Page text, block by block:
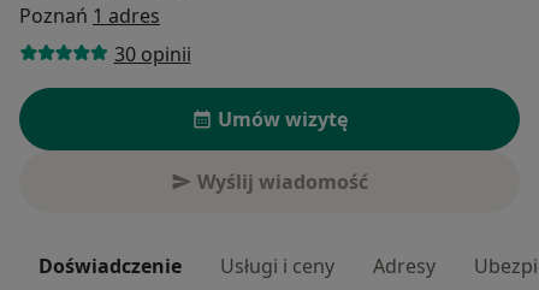
Poznań 1 adres
30 opinii
Umów wizytę
Wyślij wiadomość
Doświadczenie Usługi i ceny Adresy